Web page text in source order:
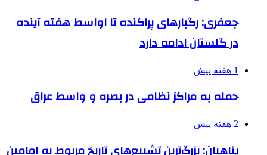
جعفری: رگبارهای پراکنده تا اواسط هفته آینده
در گلستان ادامه دارد
1 هفته پیش
حمله به مراکز نظامی در بصره و واسط عراق
2 هفته پیش
پناهیان: بزرگ‌ترین تشییع‌های تاریخ مربوط به امامین